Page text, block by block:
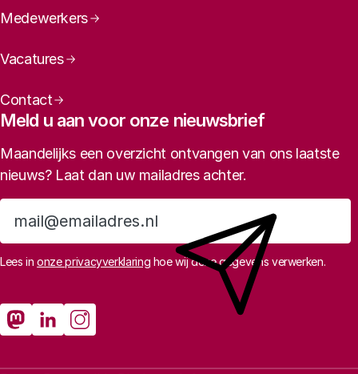
Medewerkers
Vacatures
Contact
Meld u aan voor onze nieuwsbrief
Maandelijks een overzicht ontvangen van ons laatste
nieuws? Laat dan uw mailadres achter.
Aanmelden
Lees inonze privacyverklaring hoe wij deze gegevens verwerken.
Sociale media
Rathenau Mastodon
Rathenau LinkedIn
Rathenau Instagram